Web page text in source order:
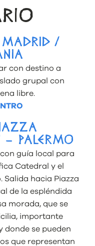
/
con destino a
grupal con
libre.
PALERMO
guía local para
Catedral y el
Salida hacia Piazza
de la espléndida
morada, que se
importante
donde se pueden
que representan